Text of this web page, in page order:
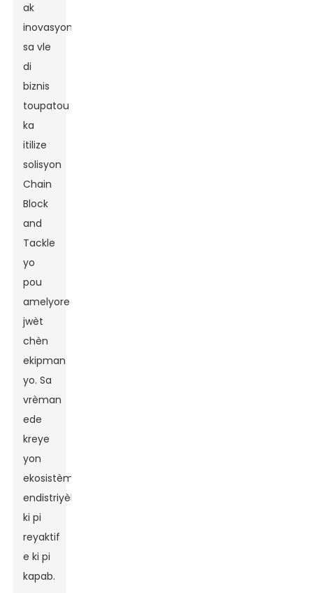
ak
inovasyon,
sa vle
di
biznis
toupatou
ka
itilize
solisyon
Chain
Block
and
Tackle
yo
pou
amelyore
jwèt
chèn
ekipman
yo. Sa
vrèman
ede
kreye
yon
ekosistèm
endistriyèl
ki pi
reyaktif
e ki pi
kapab.